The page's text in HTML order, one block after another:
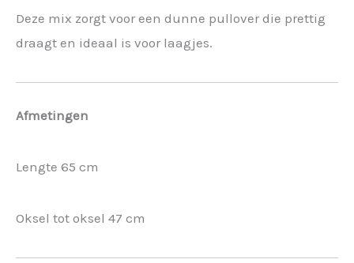
Deze mix zorgt voor een dunne pullover die prettig
draagt en ideaal is voor laagjes.
Afmetingen
Lengte 65 cm
Oksel tot oksel 47 cm